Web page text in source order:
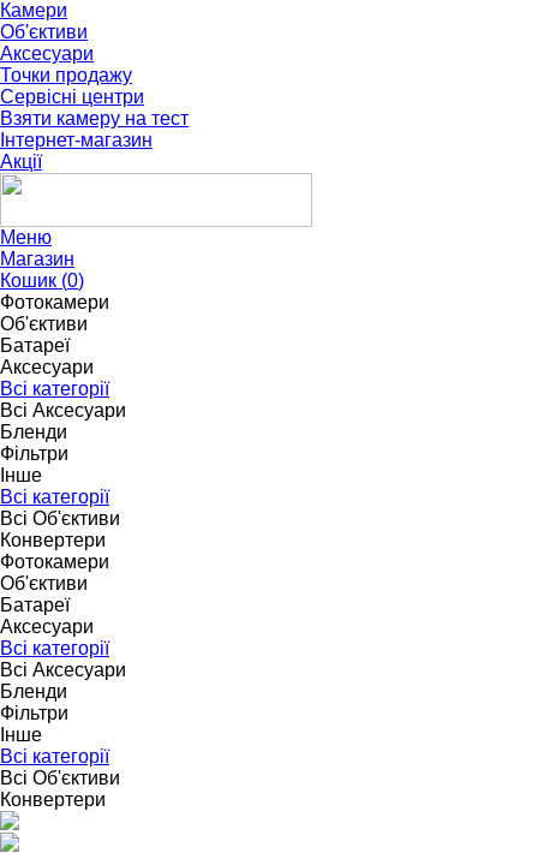
Камери
Об'єктиви
Аксесуари
Точки продажу
Сервісні центри
Взяти камеру на тест
Інтернет-магазин
Акції
Меню
Магазин
Кошик (0)
Фотокамери
Об'єктиви
Батареї
Аксесуари
Всі категорії
Всі Аксесуари
Бленди
Фільтри
Інше
Всі категорії
Всі Об'єктиви
Конвертери
Фотокамери
Об'єктиви
Батареї
Аксесуари
Всі категорії
Всі Аксесуари
Бленди
Фільтри
Інше
Всі категорії
Всі Об'єктиви
Конвертери